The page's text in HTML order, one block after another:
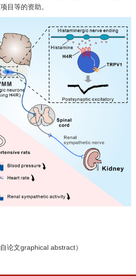
目等的资助。
论文graphical abstract）